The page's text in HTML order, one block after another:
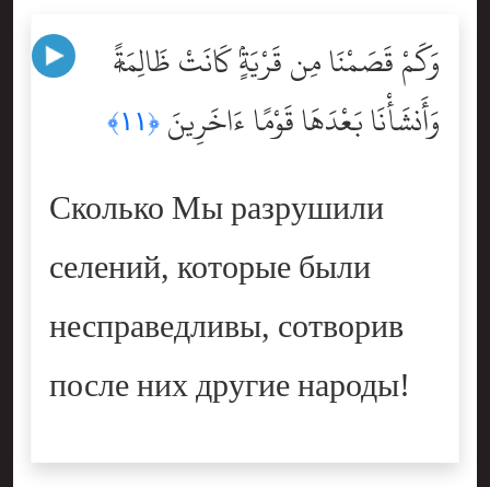
وَكَمْ قَصَمْنَا مِن قَرْيَةٍۢ كَانَتْ ظَالِمَةًۭ
وَأَنشَأْنَا بَعْدَهَا قَوْمًا ءَاخَرِينَ ﴿١١﴾
Сколько Мы разрушили
селений, которые были
несправедливы, сотворив
после них другие народы!